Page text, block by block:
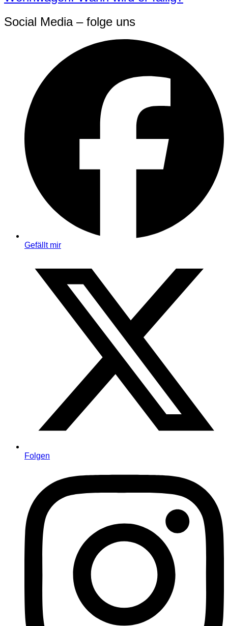
Social Media – folge uns
Gefällt mir
Folgen